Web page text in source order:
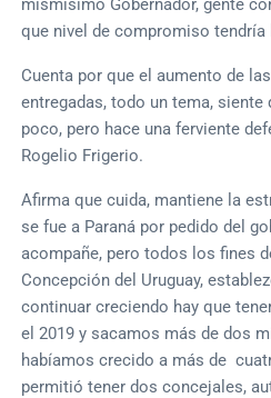
mismísimo Gobernador, gente
que nivel de compromiso
Cuenta por que el aumento de
entregadas, todo un tema,
poco, pero hace una ferviente
Rogelio Frigerio.
Afirma que cuida, mantiene la
se fue a Paraná por pedido del
acompañe, pero todos los fines
Concepción del Uruguay,
continuar creciendo hay que
el 2019 y sacamos más de dos
habíamos crecido a más de
permitió tener dos concejales,